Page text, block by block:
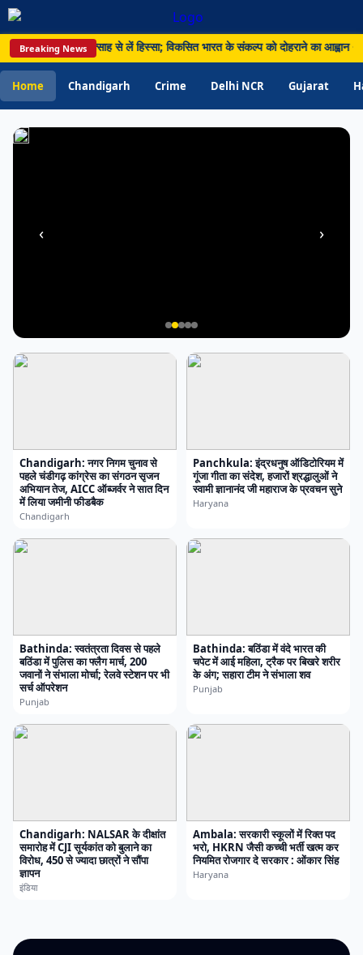
Breaking News
अभियान में उत्साह से लें हिस्सा; विकसित भारत के संकल्प को दोहराने का
Home Chandigarh Crime Delhi NCR Gujarat
‹ ›
810
लीटर
अवैध
शराब
बरामद
Chandigarh: नगर निगम चुनाव से
पहले चंडीगढ़ कांग्रेस का संगठन सृजन
अभियान तेज, AICC ऑब्जर्वर ने सात दिन
में लिया जमीनी फीडबैक
Chandigarh
Panchkula: इंद्रधनुष ऑडिटोरियम में
गूंजा गीता का संदेश, हजारों श्रद्धालुओं ने
स्वामी ज्ञानानंद जी महाराज के प्रवचन सुने
Haryana
Bathinda: स्वतंत्रता दिवस से पहले
बठिंडा में पुलिस का फ्लैग मार्च, 200
जवानों ने संभाला मोर्चा; रेलवे स्टेशन पर भी
सर्च ऑपरेशन
Punjab
Bathinda: बठिंडा में वंदे भारत की
चपेट में आई महिला, ट्रैक पर बिखरे शरीर
के अंग; सहारा टीम ने संभाला शव
Punjab
Chandigarh: NALSAR के दीक्षांत
समारोह में CJI सूर्यकांत को बुलाने का
विरोध, 450 से ज्यादा छात्रों ने सौंपा
ज्ञापन
इंडिया
Ambala: सरकारी स्कूलों में रिक्त पद
भरो, HKRN जैसी कच्ची भर्ती खत्म कर
नियमित रोजगार दे सरकार : ओंकार सिंह
Haryana